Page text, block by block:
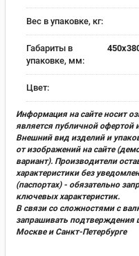
Вес в упаковке, кг:
Габариты в
упаковке, мм:
Цвет:
Информация на сайте носит
является публичной офертой
Внешний вид изделий и
от изображений на сайте
вариант). Производители
характеристики без
(паспортах) - обязательно
ключевых характеристик.
В связи со сложностями с
запрашивать подтверждения
Москве и Санкт-Петербурге